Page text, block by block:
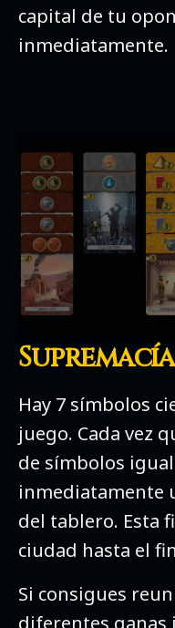
capital de tu
inmediatamente.
Hay 7 símbolos
juego. Cada vez
de símbolos
inmediatamente
del tablero. Esta
ciudad hasta el
Si consigues
diferentes ganas